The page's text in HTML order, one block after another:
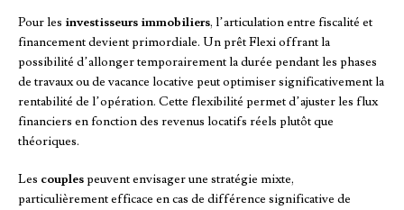
Pour les investisseurs immobiliers, l’articulation entre fiscalité et
financement devient primordiale. Un prêt Flexi offrant la
possibilité d’allonger temporairement la durée pendant les phases
de travaux ou de vacance locative peut optimiser significativement la
rentabilité de l’opération. Cette flexibilité permet d’ajuster les flux
financiers en fonction des revenus locatifs réels plutôt que
théoriques.
Les couplespeuvent envisager une stratégie mixte,
particulièrement efficace en cas de différence significative de